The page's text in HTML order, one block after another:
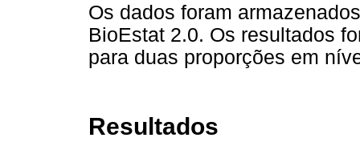
Os dados foram
BioEstat 2.0. Os resultados
para duas proporções em
Resultados